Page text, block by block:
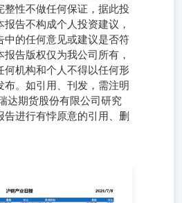
整性不做任何保证，据此投
报告不构成个人投资建议，
中的任何意见或建议是否符
告版权仅为我公司所有，
何机构和个人不得以任何形
布。如引用、刊发，需注明
达期货股份有限公司研究
告进行有悖原意的引用、删
，但对这些信息的准确性及完整性不做